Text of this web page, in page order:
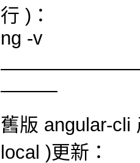
行 )：
ng -v
———
舊版 angular-cli
local )更新：